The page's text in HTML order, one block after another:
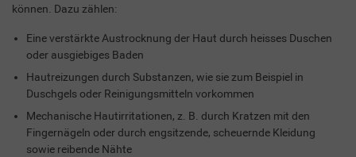
können. Dazu zählen:
Eine verstärkte Austrocknung der Haut durch heisses Duschen
oder ausgiebiges Baden
Hautreizungen durch Substanzen, wie sie zum Beispiel in
Duschgels oder Reinigungsmitteln vorkommen
Mechanische Hautirritationen, z. B. durch Kratzen mit den
Fingernägeln oder durch engsitzende, scheuernde Kleidung
sowie reibende Nähte